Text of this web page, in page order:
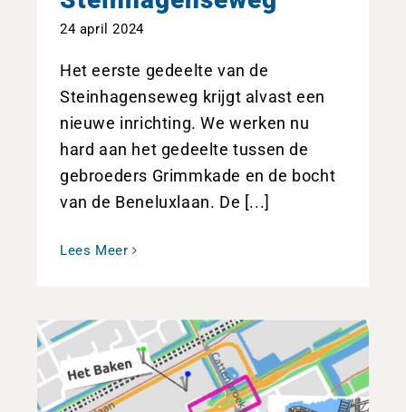
24 april 2024
Het eerste gedeelte van de
Steinhagenseweg krijgt alvast een
nieuwe inrichting. We werken nu
hard aan het gedeelte tussen de
gebroeders Grimmkade en de bocht
van de Beneluxlaan. De [...]
Lees Meer